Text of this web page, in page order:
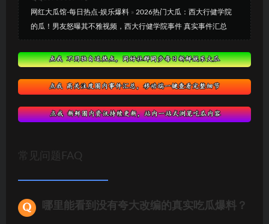
网红大瓜馆-每日热点-娱乐爆料 » 2026热门大瓜：西大行健学院
的瓜！男友怒曝其不雅视频，西大行健学院事件 真实事件汇总
常见问题FAQ
哪里能看到没有夸大改编的真实吃瓜爆料？